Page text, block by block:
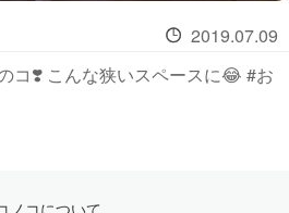
2019.07.09
コ❣️ こんな狭いスペースに😂 #お